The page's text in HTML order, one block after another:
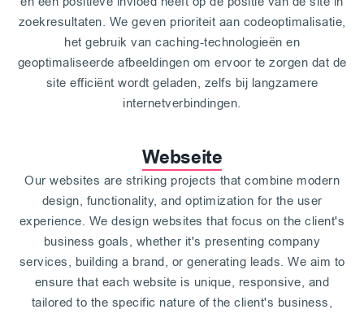
zoekresultaten. We geven prioriteit aan codeoptimalisatie,
het gebruik van caching-technologieën en
geoptimaliseerde afbeeldingen om ervoor te zorgen dat de
site efficiënt wordt geladen, zelfs bij langzamere
internetverbindingen.
Webseite
Our websites are striking projects that combine modern
design, functionality, and optimization for the user
experience. We design websites that focus on the client's
business goals, whether it's presenting company
services, building a brand, or generating leads. We aim to
ensure that each website is unique, responsive, and
tailored to the specific nature of the client's business,